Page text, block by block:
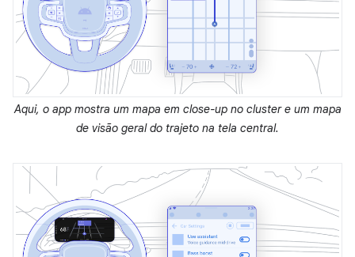
Aqui, o app mostra um mapa em close-up no cluster e um mapa
de visão geral do trajeto na tela central.